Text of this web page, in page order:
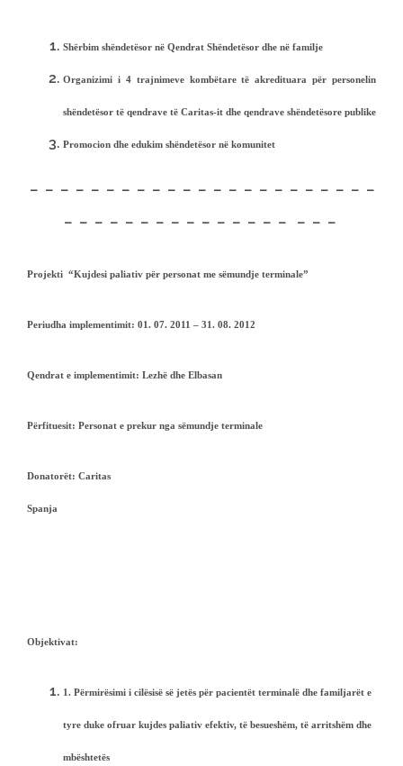
Shërbim shëndetësor në Qendrat Shëndetësor dhe në familje
Organizimi i 4 trajnimeve kombëtare të akredituara për personelin
shëndetësor të qendrave të Caritas-it dhe qendrave shëndetësore publike
Promocion dhe edukim shëndetësor në komunitet
– – – – – – – – – – – – – – – – – – – – – – –
– – – – – – – – – – – – – – – – – –
Projekti “Kujdesi paliativ për personat me sëmundje terminale”
Periudha implementimit: 01. 07. 2011 – 31. 08. 2012
Qendrat e implementimit: Lezhë dhe Elbasan
Përfituesit: Personat e prekur nga sëmundje terminale
Donatorët: Caritas
Objektivat:
1. Përmirësimi i cilësisë së jetës për pacientët terminalë dhe familjarët e
tyre duke ofruar kujdes paliativ efektiv, të besueshëm, të arritshëm dhe
mbështetës